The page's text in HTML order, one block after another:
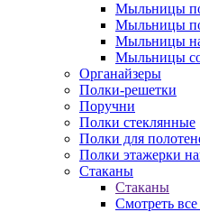
Мыльницы
Мыльницы
Мыльницы
Мыльницы
Органайзеры
Полки-решетки
Поручни
Полки стеклянные
Полки для
Полки этажерки
Стаканы
Стаканы
Смотреть